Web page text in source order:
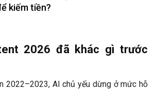
kiếm tiền?
2026 đã khác gì trước
2022–2023, AI chủ yếu dừng ở mức hỗ